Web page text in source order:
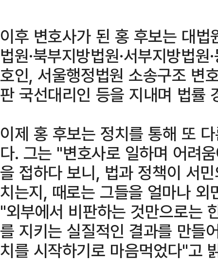
이후 변호사가 된 홍 후보는 대
법원·북부지방법원·서부지방법
호인, 서울행정법원 소송구조 변
판 국선대리인 등을 지내며 법률
이제 홍 후보는 정치를 통해 또
다. 그는 "변호사로 일하며 어려
을 접하다 보니, 법과 정책이 서
치는지, 때로는 그들을 얼마나
"외부에서 비판하는 것만으로는
를 지키는 실질적인 결과를 만들
치를 시작하기로 마음먹었다"고